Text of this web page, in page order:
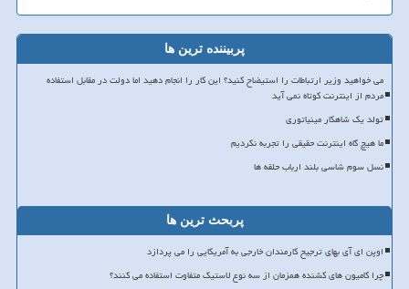
پربیننده ترین ها
می خواهید وزیر ارتباطات را استیضاح کنید؟ این کار را انجام دهید اما دولت در مقابل استفاده
مردم از اینترنت کوتاه نمی آید
تولد یک شاهکار مینیاتوری
ما هیچ گاه اینترنت حقیقی را تجربه نکردیم
نسل سوم شاسی بلند ارباب حلقه ها
پربحث ترین ها
اوپن ای آی بهای ترجیح کارمندان خارجی به آمریکایی را می پردازد
چرا کامیون های کشنده همزمان از سه نوع لاستیک متفاوت استفاده می کنند؟